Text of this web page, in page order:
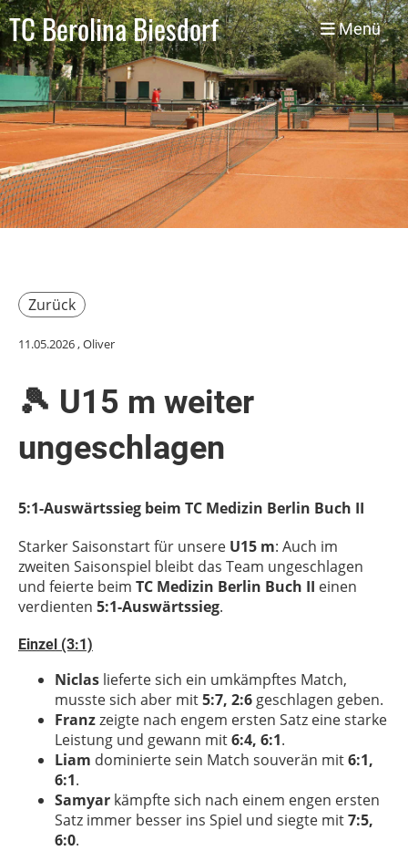
TC Berolina Biesdorf Menü
Zurück
11.05.2026, Oliver
🎾 U15 m weiter
ungeschlagen
5:1-Auswärtssieg beim TC Medizin Berlin Buch II
Starker Saisonstart für unsere U15 m: Auch im
zweiten Saisonspiel bleibt das Team ungeschlagen
und feierte beim TC Medizin Berlin Buch II einen
verdienten 5:1-Auswärtssieg.
Einzel (3:1)
Niclas lieferte sich ein umkämpftes Match,
musste sich aber mit5:7, 2:6 geschlagen geben.
Franzzeigte nach engem ersten Satz eine starke
Leistung und gewann mit6:4, 6:1.
Liam dominierte sein Match souverän mit6:1,
6:1.
Samyar kämpfte sich nach einem engen ersten
Satz immer besser ins Spiel und siegte mit7:5,
6:0.